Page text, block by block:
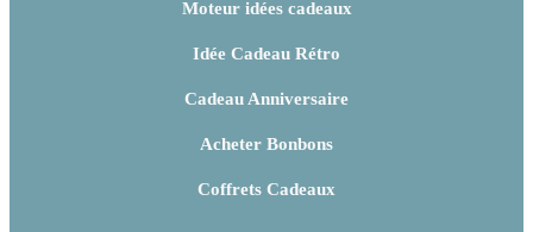
Moteur idées cadeaux
Idée Cadeau Rétro
Cadeau Anniversaire
Acheter Bonbons
Coffrets Cadeaux